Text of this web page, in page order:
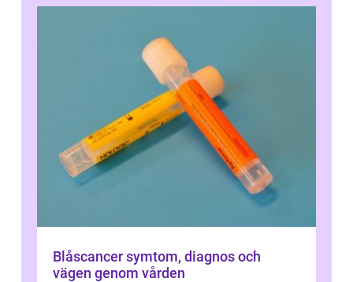
Blåscancer symtom, diagnos och
vägen genom vården